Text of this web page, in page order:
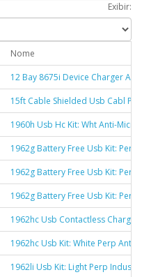
Exibir:
Nome
12 Bay 8675i Device Charger
15ft Cable Shielded Usb Cabl
1960h Usb Hc Kit: Wht Anti-
1962g Battery Free Usb Kit:
1962g Battery Free Usb Kit:
1962g Battery Free Usb Kit: Perp
1962hc Usb Contactless Charge
1962hc Usb Kit: White Perp
1962li Usb Kit: Light Perp